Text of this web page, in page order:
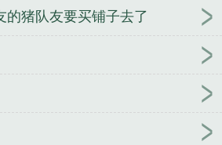
的猪队友要买铺子去了